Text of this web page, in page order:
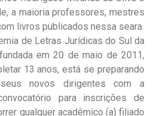
a maioria professores, mestres
livros publicados nessa seara.
de Letras Jurídicas do Sul da
em 20 de maio de 2011,
13 anos, está se preparando
novos dirigentes com a
para inscrições de
qualquer acadêmico (a) filiado